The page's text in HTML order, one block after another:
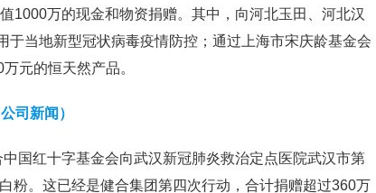
1000万的现金和物资捐赠。其中，向河北玉田、河北汉
于当地新型冠状病毒疫情防控；通过上海市宋庆龄基金会
元的恒天然产品。
司新闻）
国红十字基金会向武汉新冠肺炎救治定点医院武汉市第
粉。这已经是健合集团第四次行动，合计捐赠超过360万